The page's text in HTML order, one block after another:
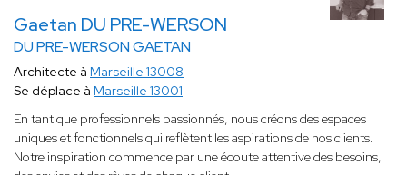
Gaetan DU PRE-WERSON
DU PRE-WERSON GAETAN
Architecte à Marseille 13008
Se déplace à Marseille 13001
En tant que professionnels passionnés, nous créons des espaces
uniques et fonctionnels qui reflètent les aspirations de nos clients.
Notre inspiration commence par une écoute attentive des besoins,